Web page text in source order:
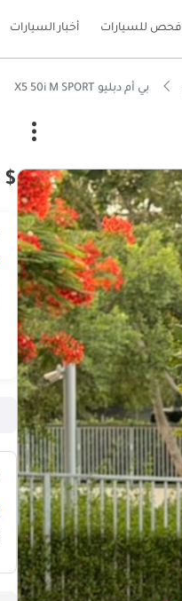
فحص للسيارات أخبار السيارات
بي أم دبليو X5 50i M SPORT
$ 27,100